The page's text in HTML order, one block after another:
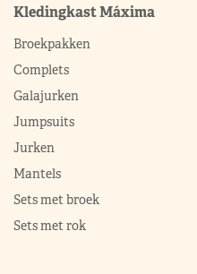
Kledingkast Máxima
Broekpakken
Complets
Galajurken
Jumpsuits
Jurken
Mantels
Sets met broek
Sets met rok